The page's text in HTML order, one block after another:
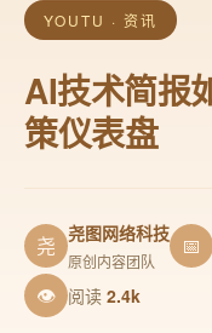
YOUTU · 资讯
AI技术简报
策仪表盘
尧 尧图网络科技
原创内容团队
📅
👁 阅读 2.4k